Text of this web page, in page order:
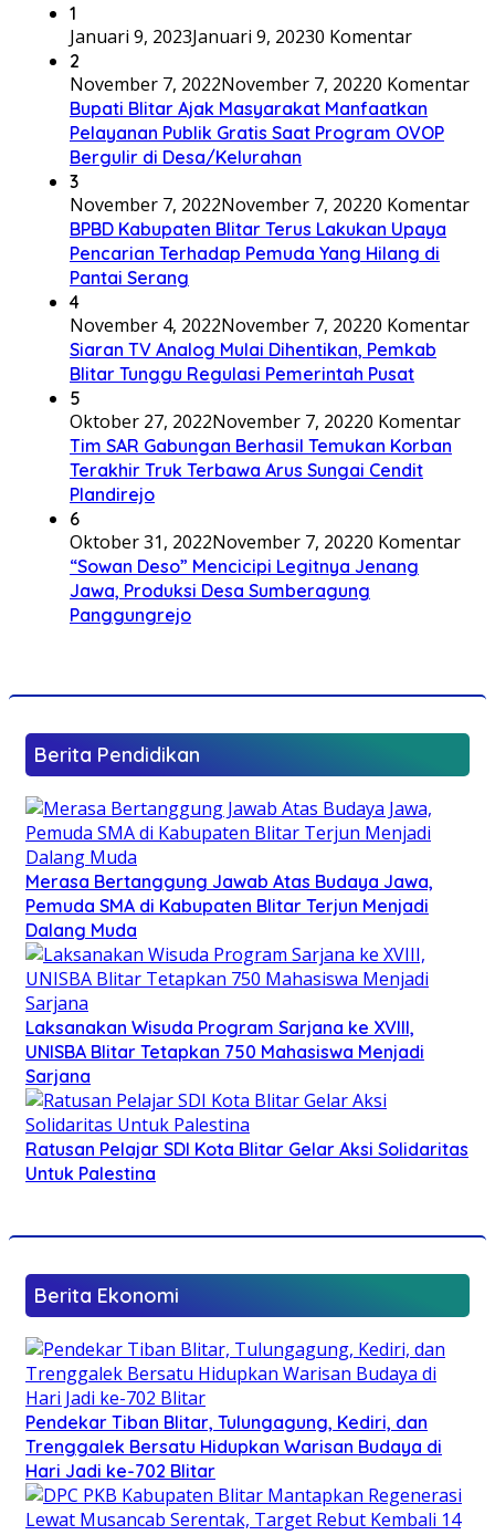
1
Januari 9, 2023Januari 9, 20230 Komentar
2
November 7, 2022November 7, 20220 Komentar
Bupati Blitar Ajak Masyarakat Manfaatkan
Pelayanan Publik Gratis Saat Program OVOP
Bergulir di Desa/Kelurahan
3
November 7, 2022November 7, 20220 Komentar
BPBD Kabupaten Blitar Terus Lakukan Upaya
Pencarian Terhadap Pemuda Yang Hilang di
Pantai Serang
4
November 4, 2022November 7, 20220 Komentar
Siaran TV Analog Mulai Dihentikan, Pemkab
Blitar Tunggu Regulasi Pemerintah Pusat
5
Oktober 27, 2022November 7, 20220 Komentar
Tim SAR Gabungan Berhasil Temukan Korban
Terakhir Truk Terbawa Arus Sungai Cendit
Plandirejo
6
Oktober 31, 2022November 7, 20220 Komentar
“Sowan Deso” Mencicipi Legitnya Jenang
Jawa, Produksi Desa Sumberagung
Panggungrejo
Berita Pendidikan
Merasa Bertanggung Jawab Atas Budaya Jawa,
Pemuda SMA di Kabupaten Blitar Terjun Menjadi
Dalang Muda
Laksanakan Wisuda Program Sarjana ke XVIII,
UNISBA Blitar Tetapkan 750 Mahasiswa Menjadi
Sarjana
Ratusan Pelajar SDI Kota Blitar Gelar Aksi Solidaritas
Untuk Palestina
Berita Ekonomi
Pendekar Tiban Blitar, Tulungagung, Kediri, dan
Trenggalek Bersatu Hidupkan Warisan Budaya di
Hari Jadi ke-702 Blitar